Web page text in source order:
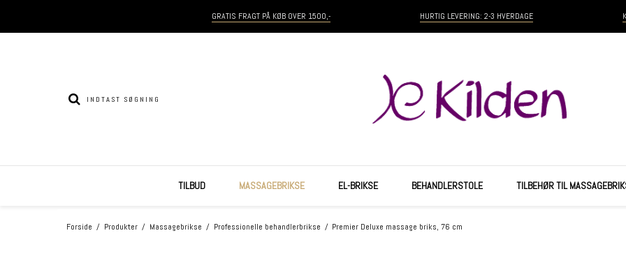
GRATIS FRAGT PÅ KØB OVER 1500,- HURTIG LEVERING: 2-3 HVERDAGE
TILBUD MASSAGEBRIKSE EL-BRIKSE BEHANDLERSTOLE TILBEHØR TIL
Forside / Produkter / Massagebrikse / Professionelle behandlerbrikse / Premier Deluxe massage briks, 76 cm